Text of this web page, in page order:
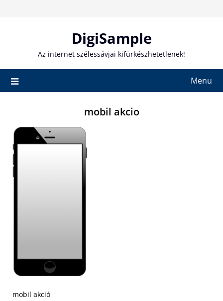
DigiSample
Az internet szélessávjai kifürkészhetetlenek!
Menu
mobil akcio
mobil akció